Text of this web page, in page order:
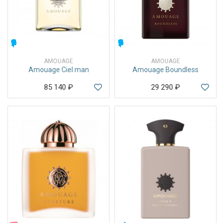
AMOUAGE
Amouage Ciel man
85 140 ₽
AMOUAGE
Amouage Boundless
29 290 ₽